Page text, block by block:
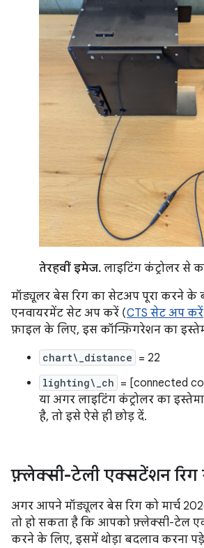
तेरहवीं इमेज. लाइटिंग कंट्रोलर से
मॉड्यूलर बेस रिग का सेटअप पूरा करने के
एनवायरमेंट सेट अप करें (CTS सेट अप करें
फ़ाइल के लिए, इस कॉन्फ़िगरेशन का
chart\_distance = 22
lighting\_ch = [connected
या अगर लाइटिंग कंट्रोलर का
है, तो इसे ऐसे ही छोड़ दें.
फ़्लेक्सी-टेली एक्सटेंशन
अगर आपने मॉड्यूलर बेस रिग को मार्च
तो हो सकता है कि आपको फ़्लेक्सी-टेल
करने के लिए, इसमें थोड़ा बदलाव करना